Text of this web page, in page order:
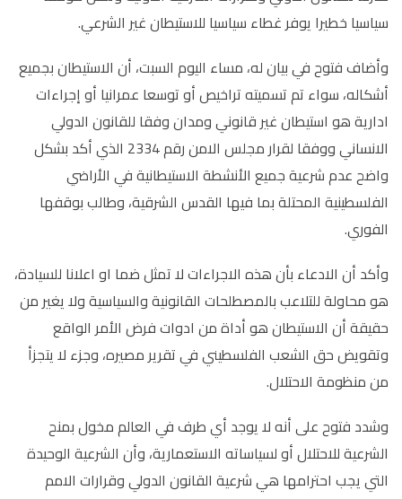
سياسيا خطيرا يوفر غطاء سياسيا للاستيطان غير الشرعي.
وأضاف فتوح في بيان له، مساء اليوم السبت، أن الاستيطان بجميع
أشكاله، سواء تم تسميته تراخيص أو توسعا عمرانيا أو إجراءات
ادارية هو استيطان غير قانوني ومدان وفقا للقانون الدولي
الانساني ووفقا لقرار مجلس الامن رقم 2334 الذي أكد بشكل
واضح عدم شرعية جميع الأنشطة الاستيطانية في الأراضي
الفلسطينية المحتلة بما فيها القدس الشرقية، وطالب بوقفها
الفوري.
وأكد أن الادعاء بأن هذه الاجراءات لا تمثل ضما او اعلانا للسيادة،
هو محاولة للتلاعب بالمصطلحات القانونية والسياسية ولا يغير من
حقيقة أن الاستيطان هو أداة من ادوات فرض الأمر الواقع
وتقويض حق الشعب الفلسطيني في تقرير مصيره، وجزء لا يتجزأ
من منظومة الاحتلال.
وشدد فتوح على أنه لا يوجد أي طرف في العالم مخول بمنح
الشرعية للاحتلال أو لسياساته الاستعمارية، وأن الشرعية الوحيدة
التي يجب احترامها هي شرعية القانون الدولي وقرارات الامم